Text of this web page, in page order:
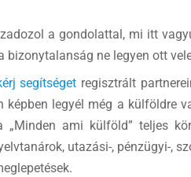
a gondolattal, mi itt
ne legyen ott
segítséget regisztrált
képben legyél még a külföldre
ami külföld” teljes
utazási-, pénzügyi-,